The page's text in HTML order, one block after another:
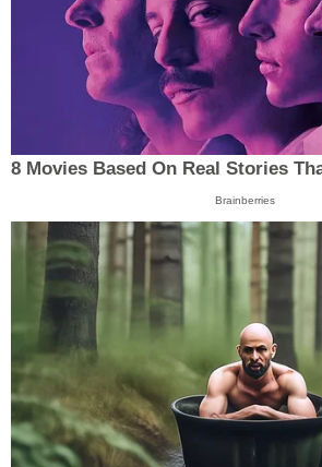
8 Movies Based On Real Stories
Brainberries